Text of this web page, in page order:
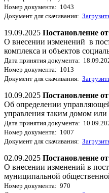
Номер документа: 1043
Документ для скачивания:
19.09.2025 Постановление
О внесении изменений в
комплекса и объектов
Дата принятия документа:
Номер документа: 1013
Документ для скачивания:
10.09.2025 Постановление
Об определении
управления таким домом или
Дата принятия документа:
Номер документа: 1007
Документ для скачивания:
02.09.2025 Постановление
О внесении изменений в
муниципальной
Номер документа: 970